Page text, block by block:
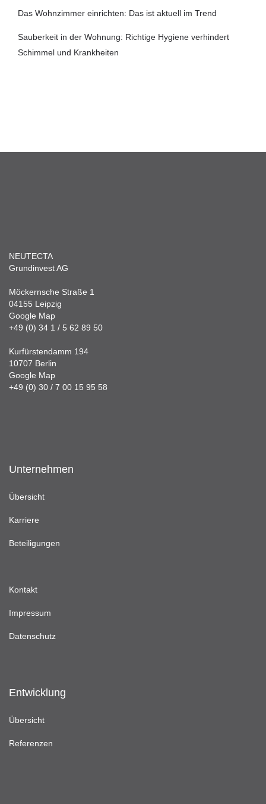
Das Wohnzimmer einrichten: Das ist aktuell im Trend
Sauberkeit in der Wohnung: Richtige Hygiene verhindert
Schimmel und Krankheiten
NEUTECTA
Grundinvest AG
Möckernsche Straße 1
04155 Leipzig
Google Map
+49 (0) 34 1 / 5 62 89 50
Kurfürstendamm 194
10707 Berlin
Google Map
+49 (0) 30 / 7 00 15 95 58
Unternehmen
Übersicht
Karriere
Beteiligungen
Kontakt
Impressum
Datenschutz
Entwicklung
Übersicht
Referenzen